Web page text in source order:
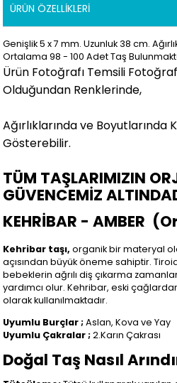
ÜRÜN ÖZELLIKLERI
Genişlik 5 x 7 mm. Uzunluk 38 cm.
Ortalama 98 - 100 Adet Taş
Ürün Fotoğrafı Temsili
Olduğundan Renklerinde,
Ağırlıklarında ve Boyutlarında
Gösterebilir.
TÜM TAŞLARIMIZIN
GÜVENCEMİZ
KEHRİBAR - AMBER
Kehribar taşı,organik bir materyal
açısından büyük öneme sahiptir.
bebeklerin ağrılı diş çıkarma
yardımcı olur. Kehribar, eski
olarak kullanılmaktadır.
Uyumlu Burçlar ;Aslan, Kova ve Yay
Uyumlu Çakralar ;2.Karın Çakrası
Doğal Taş Nasıl